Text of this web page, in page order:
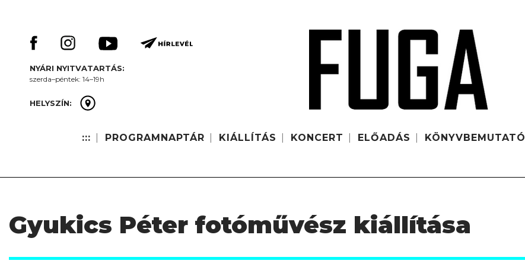
NYÁRI NYITVATARTÁS:
szerda–péntek: 14–19h
HELYSZÍN:
::: PROGRAMNAPTÁR KIÁLLÍTÁS KONCERT ELŐADÁS KÖNYVBEMUTATÓ
Gyukics Péter fotóművész kiállítása